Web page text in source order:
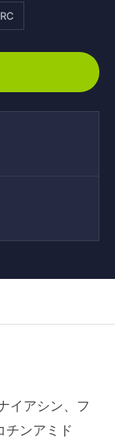
イアシン、フ
チンアミド